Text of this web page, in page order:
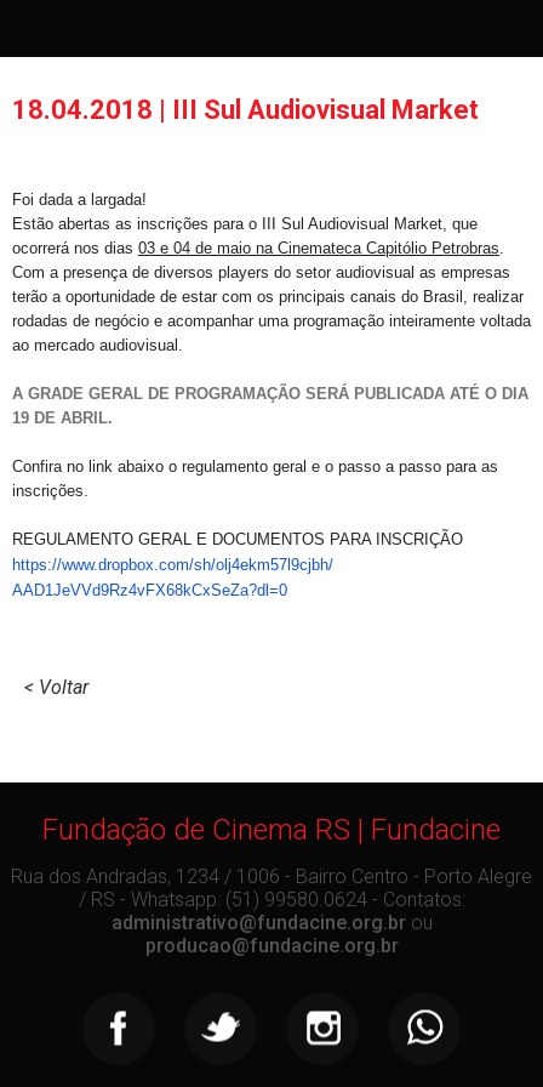
18.04.2018 | III Sul Audiovisual Market
Foi dada a largada!
Estão abertas as inscrições para o III Sul Audiovisual Market, que
ocorrerá nos dias 03 e 04 de maio na Cinemateca Capitólio Petrobras.
Com a presença de diversos players do setor audiovisual as empresas
terão a oportunidade de estar com os principais canais do Brasil, realizar
rodadas de negócio e acompanhar uma programação inteiramente voltada
ao mercado audiovisual.
A GRADE GERAL DE PROGRAMAÇÃO SERÁ PUBLICADA ATÉ O DIA
19 DE ABRIL.
Confira no link abaixo o regulamento geral e o passo a passo para as
inscrições.
REGULAMENTO GERAL E DOCUMENTOS PARA INSCRIÇÃO
https://www.dropbox.com/sh/olj4ekm57l9cjbh/
AAD1JeVVd9Rz4vFX68kCxSeZa?dl=0
< Voltar
Fundação de Cinema RS | Fundacine
Rua dos Andradas, 1234 / 1006 - Bairro Centro - Porto Alegre
/ RS - Whatsapp: (51) 99580.0624 - Contatos:
administrativo@fundacine.org.brou
producao@fundacine.org.br